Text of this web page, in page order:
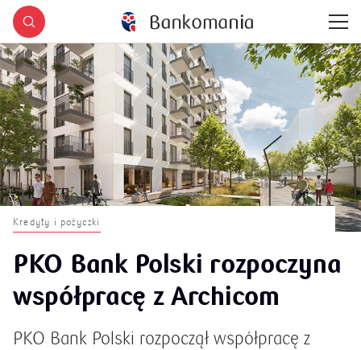
Kredyty i pożyczki
PKO Bank Polski rozpoczyna
współpracę z Archicom
PKO Bank Polski rozpoczął współpracę z